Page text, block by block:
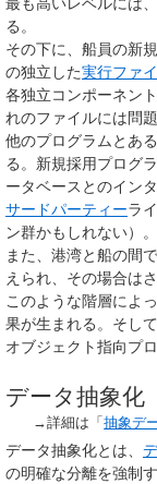
最も高いレベルには
る。
その下に、船員の新
の独立した実行ファ
各独立コンポーネン
れのファイルには問
他のプログラムとあ
る。新規採用プログ
ータベースとのイン
サードパーティーラ
ン群かもしれない）。
また、港湾と船の間
えられ、その場合は
このような階層によ
果が生まれる。そし
オブジェクト指向プ
データ抽象化
→詳細は「抽象デ
データ抽象化とは、
の明確な分離を強制